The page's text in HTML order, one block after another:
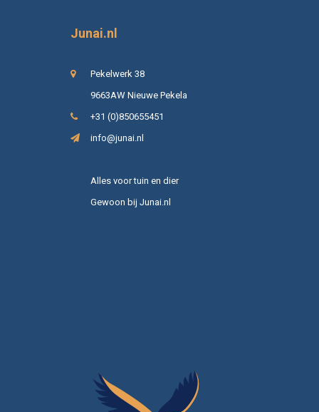
Junai.nl
Pekelwerk 38
9663AW Nieuwe Pekela
+31 (0)850655451
info@junai.nl
Alles voor tuin en dier
Gewoon bij Junai.nl